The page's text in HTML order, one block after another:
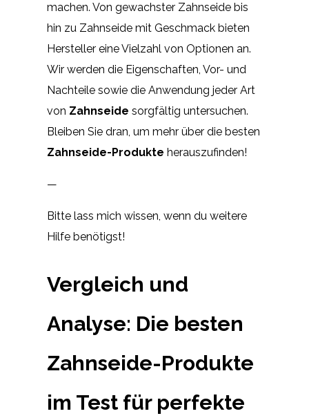
machen. Von gewachster Zahnseide bis
hin zu Zahnseide mit Geschmack bieten
Hersteller eine Vielzahl von Optionen an.
Wir werden die Eigenschaften, Vor- und
Nachteile sowie die Anwendung jeder Art
von Zahnseide sorgfältig untersuchen.
Bleiben Sie dran, um mehr über die besten
Zahnseide-Produkte herauszufinden!
—
Bitte lass mich wissen, wenn du weitere
Hilfe benötigst!
Vergleich und
Analyse: Die besten
Zahnseide-Produkte
im Test für perfekte